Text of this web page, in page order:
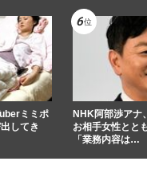
ミミポ
してき
NHK阿部渉アナ
お相手女性とと
「業務内容は…